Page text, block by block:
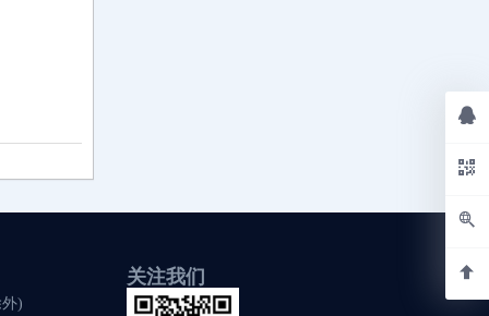
)
关注我们